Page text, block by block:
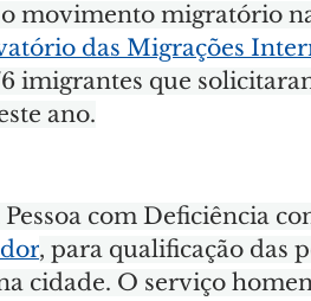
movimento migratório
das Migrações
imigrantes que
ano.
com Deficiência
, para qualificação das
cidade. O serviço